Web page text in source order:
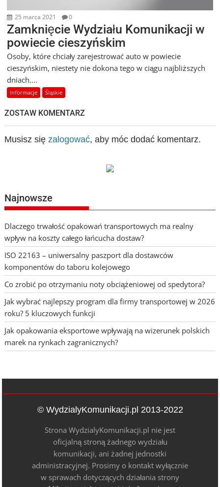
25 marca 2021 0
Zamknięcie Wydziału Komunikacji w
powiecie cieszyńskim
Osoby, które chciały zarejestrować auto w powiecie
cieszyńskim, niestety nie dokona tego w ciągu najbliższych
dniach....
Informacje Śląskie
ZOSTAW KOMENTARZ
Musisz się zalogować, aby móc dodać komentarz.
Najnowsze
Dlaczego trwałość opakowań transportowych ma realny
wpływ na koszty całego łańcucha dostaw?
ISO 22163 – uniwersalny paszport dla dostawców
komponentów do taboru kolejowego
Co zrobić po otrzymaniu noty obciążeniowej od spedytora?
Jak wybrać najlepszy program dla firmy transportowej w 2026
roku? 5 kluczowych funkcji
Jak opakowania eksportowe wpływają na wizerunek polskich
marek na rynkach zagranicznych?
© WydzialyKomunikacji.pl 2013-2022
Strona WydzialyKomunikacji.pl nie jest
oficjalną stroną żadnego wydziału
komunikacji, ani żadnej jednostki
administracyjnej. Prosimy o kontakt wyłącznie
w sprawach dotyczących działania strony